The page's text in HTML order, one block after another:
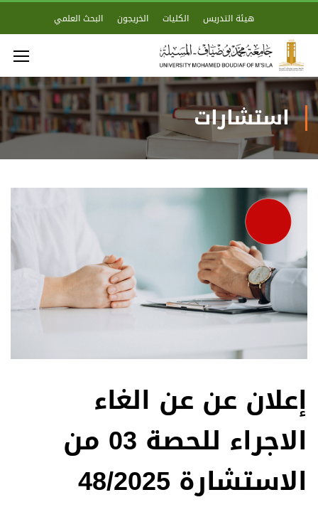
هيئة التدريس الكليات الخريجون البحث العلمي
استشارات
إعلان عن عن الغاء
الاجراء للحصة 03 من
الاستشارة 48/2025